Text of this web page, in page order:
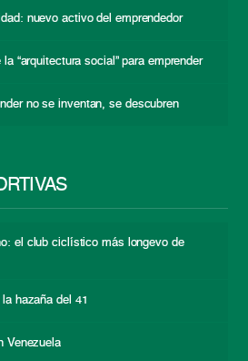
nuevo activo del emprendedor
“arquitectura social” para emprender
no se inventan, se descubren
el club ciclístico más longevo de
hazaña del 41
Venezuela